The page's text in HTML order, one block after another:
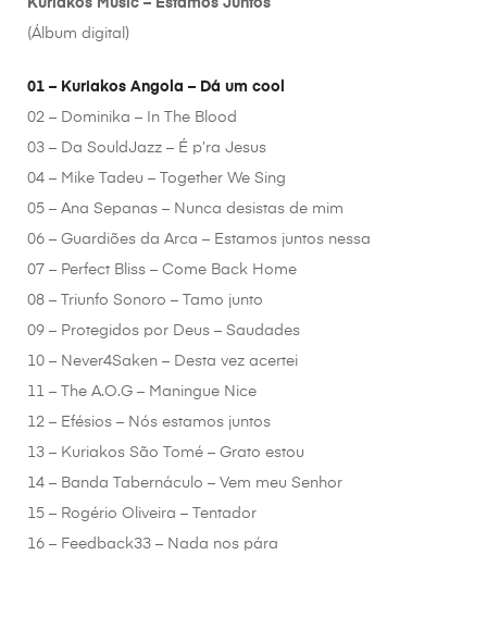
Kuriakos Music – Estamos Juntos
(Álbum digital)
01 – Kuriakos Angola – Dá um cool
02 – Dominika – In The Blood
03 – Da SouldJazz – É p’ra Jesus
04 – Mike Tadeu – Together We Sing
05 – Ana Sepanas – Nunca desistas de mim
06 – Guardiões da Arca – Estamos juntos nessa
07 – Perfect Bliss – Come Back Home
08 – Triunfo Sonoro – Tamo junto
09 – Protegidos por Deus – Saudades
10 – Never4Saken – Desta vez acertei
11 – The A.O.G – Maningue Nice
12 – Efésios – Nós estamos juntos
13 – Kuriakos São Tomé – Grato estou
14 – Banda Tabernáculo – Vem meu Senhor
15 – Rogério Oliveira – Tentador
16 – Feedback33 – Nada nos pára